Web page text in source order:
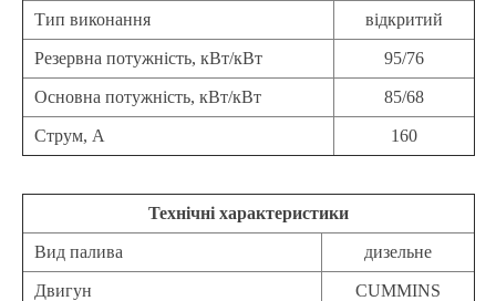
Тип виконання відкритий
Резервна потужність, кВт/кВт 95/76
Основна потужність, кВт/кВт 85/68
Струм, А 160
Технічні характеристики
Вид палива дизельне
Двигун CUMMINS